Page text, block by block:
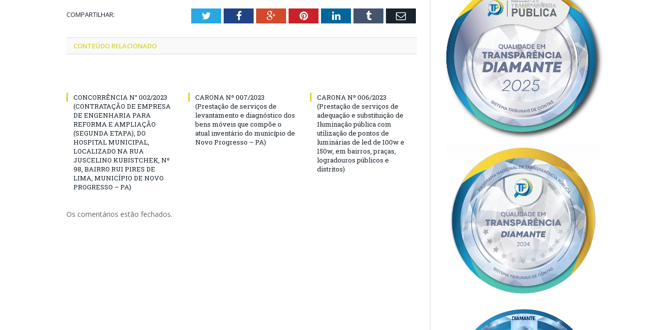
COMPARTILHAR: TwitterFacebookGoogle+PinterestLinkedInTumblr Email
CONTEÚDO RELACIONADO
CONCORRÊNCIA N° 002/2023
(CONTRATAÇÃO DE EMPRESA
DE ENGENHARIA PARA
REFORMA E AMPLIAÇÃO
(SEGUNDA ETAPA), DO
HOSPITAL MUNICIPAL,
LOCALIZADO NA RUA
JUSCELINO KUBISTCHEK, Nº
98, BAIRRO RUI PIRES DE
LIMA, MUNICÍPIO DE NOVO
PROGRESSO – PA)
CARONA Nº 007/2023
(Prestação de serviços de
levantamento e diagnóstico dos
bens móveis que compõe o
atual inventário do município de
Novo Progresso – PA)
CARONA Nº 006/2023
(Prestação de serviços de
adequação e substituição de
Iluminação pública com
utilização de pontos de
luminárias de led de 100w e
150w, em bairros, praças,
logradouros públicos e
distritos)
Os comentários estão fechados.